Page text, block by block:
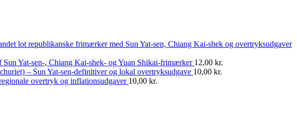
lot republikanske frimærker med Sun Yat-sen, Chiang Kai-shek og overtryksudgaver
Yat-sen-, Chiang Kai-shek- og Yuan Shikai-frimærker 12,00 kr.
– Sun Yat-sen-definitiver og lokal overtryksudgave 10,00 kr.
overtryk og inflationsudgaver 10,00 kr.